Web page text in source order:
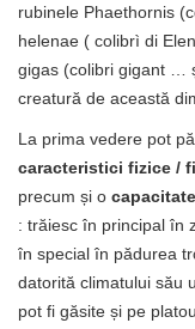
rubinele Phaethornis
helenae ( colibrì di
gigas (colibri gigant …
creatură de această
La prima vedere pot
caracteristici fizice /
precum și o
: trăiesc în principal în
în special în pădurea
datorită climatului său
pot fi găsite și pe